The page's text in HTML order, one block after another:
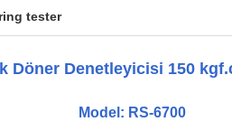
tester
Döner Denetleyicisi 150
Model: RS-6700